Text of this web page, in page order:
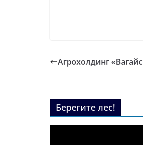
Агрохолдинг
Берегите лес!